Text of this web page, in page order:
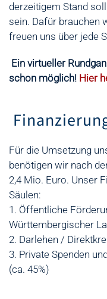
derzeitigem Stand
sein. Dafür brauchen
freuen uns über jede
Ein virtueller
schon möglich! Hier
Für die Umsetzung
benötigen wir nach
2,4 Mio. Euro. Unser
Säulen:
1. Öffentliche
Württembergischer
2. Darlehen /
3. Private Spenden
(ca. 45%)